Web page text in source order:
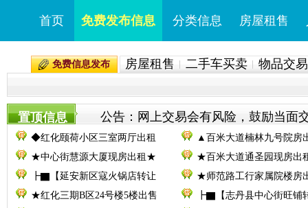
首页 免费发布信息 分类信息 房屋租售
免费信息发布 房屋租售 二手车买卖 物品交易
置顶信息 公告：网上交易会有风险，鼓励当面
◆红化颐荷小区三室两厅出租
▲百米大道楠林九号院房
★中心街慧源大厦现房出租★
★百米大道通圣园现房出
┣▇【延安新区寇火锅店转让
★师范路工行家属院楼房
★红化三期B区24号楼5楼出售
┣▇【志丹县中心街旺铺